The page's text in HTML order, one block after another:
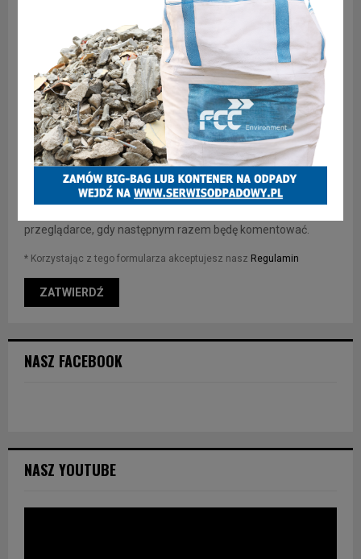
przeglądarce, gdy następnym razem będę komentować.
* Korzystając z tego formularza akceptujesz nasz Regulamin
NASZ FACEBOOK
NASZ YOUTUBE